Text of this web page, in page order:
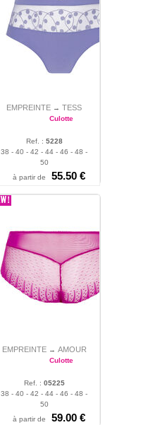
EMPREINTE → TESS
Culotte
Ref. : 5228
38 - 40 - 42 - 44 - 46 - 48 -
50
à partir de
55.50 €
EMPREINTE → AMOUR
Culotte
Ref. : 05225
38 - 40 - 42 - 44 - 46 - 48 -
50
à partir de
59.00 €